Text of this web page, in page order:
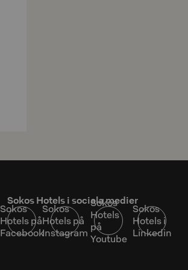
Sokos Hotels i sociala medier
Sokos
Hotels på
Facebook
Sokos
Hotels på
Instagram
Sokos
Hotels
på
Youtube
Sokos
Hotels i
Linkedin